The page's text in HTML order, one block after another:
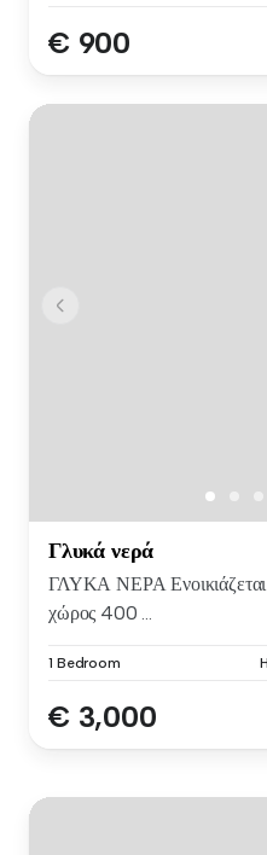
€ 900
Γλυκά νερά
ΓΛΥΚΑ ΝΕΡΑ Ενοικιάζεται
χώρος 400 ...
1 Bedroom
€ 3,000